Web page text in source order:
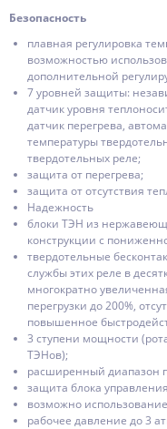
Безопасность
плавная регулировка
возможностью
дополнительной
7 уровней защиты:
датчик уровня
датчик перегрева,
температуры
твердотельных реле;
защита от перегрева;
защита от отсутствия
Надежность
блоки ТЭН из
конструкции с
твердотельные
службы этих реле в
многократно
перегрузки до 200%,
повышенное
3 ступени мощности
ТЭНов);
расширенный диапазон
защита блока
возможно
рабочее давление до 3